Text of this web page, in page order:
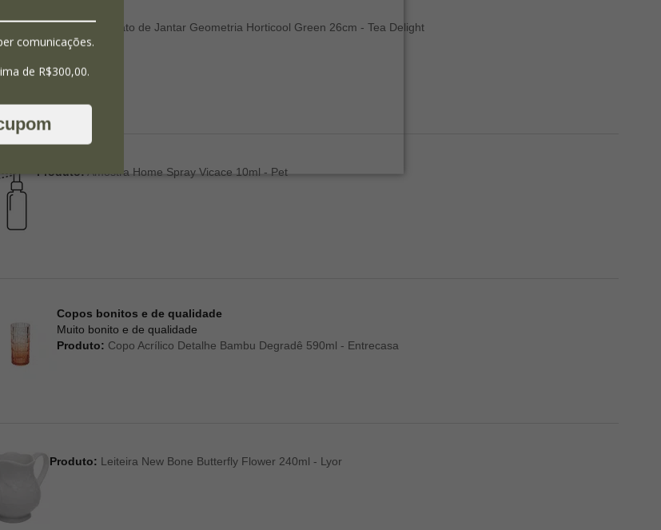
comunicações.
de R$300,00.
Prato de Jantar Geometria Horticool Green 26cm - Tea Delight
Produto: Amostra Home Spray Vicace 10ml - Pet
Copos bonitos e de qualidade
Muito bonito e de qualidade
Produto: Copo Acrílico Detalhe Bambu Degradê 590ml - Entrecasa
Produto: Leiteira New Bone Butterfly Flower 240ml - Lyor